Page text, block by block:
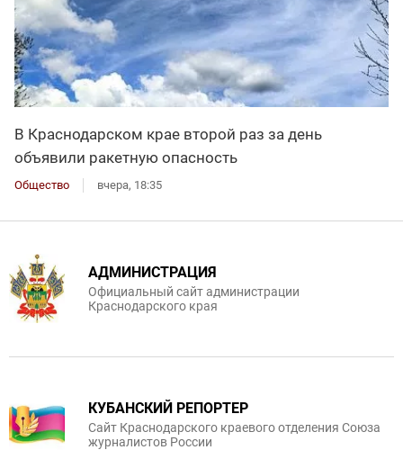
В Краснодарском крае второй раз за день
объявили ракетную опасность
Общество вчера, 18:35
АДМИНИСТРАЦИЯ
Официальный сайт администрации
Краснодарского края
КУБАНСКИЙ РЕПОРТЕР
Сайт Краснодарского краевого отделения Союза
журналистов России